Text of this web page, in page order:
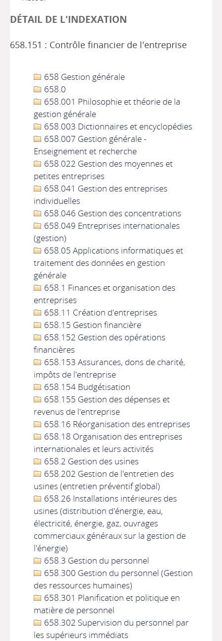
DÉTAIL DE L'INDEXATION
658.151 : Contrôle financier de l'entreprise
658 Gestion générale
658.0
658.001 Philosophie et théorie de la
gestion générale
658.003 Dictionnaires et encyclopédies
658.007 Gestion générale -
Enseignement et recherche
658.022 Gestion des moyennes et
petites entreprises
658.041 Gestion des entreprises
individuelles
658.046 Gestion des concentrations
658.049 Entreprises internationales
(gestion)
658.05 Applications informatiques et
traitement des données en gestion
générale
658.1 Finances et organisation des
entreprises
658.11 Création d'entreprises
658.15 Gestion financière
658.152 Gestion des opérations
financières
658.153 Assurances, dons de charité,
impôts de l'entreprise
658.154 Budgétisation
658.155 Gestion des dépenses et
revenus de l'entreprise
658.16 Réorganisation des entreprises
658.18 Organisation des entreprises
internationales et leurs activités
658.2 Gestion des usines
658.202 Gestion de l'entretien des
usines (entretien préventif global)
658.26 Installations intérieures des
usines (distribution d'énergie, eau,
électricité, énergie, gaz, ouvrages
commerciaux généraux sur la gestion de
l'énergie)
658.3 Gestion du personnel
658.300 Gestion du personnel (Gestion
des ressources humaines)
658.301 Planification et politique en
matière de personnel
658.302 Supervision du personnel par
les supérieurs immédiats